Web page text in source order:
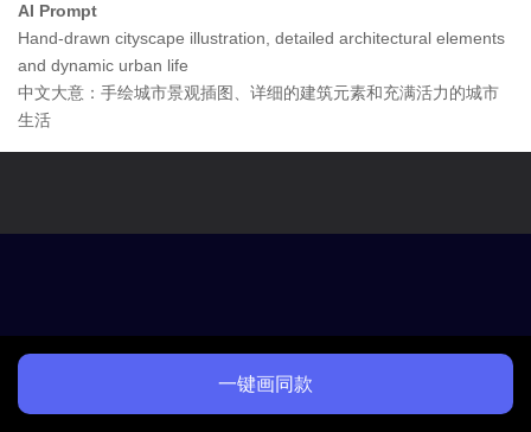
AI Prompt
Hand-drawn cityscape illustration, detailed architectural elements
and dynamic urban life
中文大意：手绘城市景观插图、详细的建筑元素和充满活力的城市
生活
一键画同款